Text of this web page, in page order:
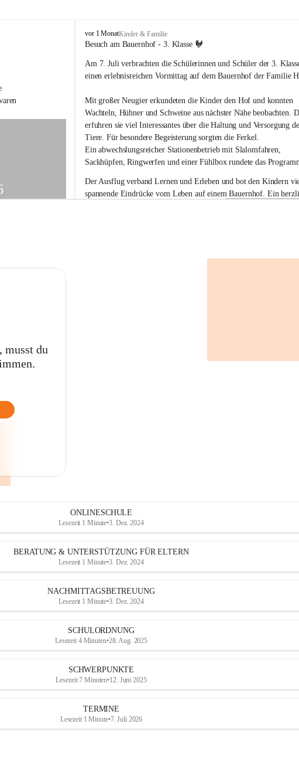
V
o
k
s
c
h
u
l
e
G
a
e
r
s
vor 1 MonatKinder & Familie
Besuch am Bauernhof - 3. Klasse 🐓
Am 7. Juli verbrachten die Schülerinnen und Schüler der 3.
einen erlebnisreichen Vormittag auf dem Bauernhof der Familie
Mit großer Neugier erkundeten die Kinder den Hof und konnten
Wachteln, Hühner und Schweine aus nächster Nähe beobachten.
erfuhren sie viel Interessantes über die Haltung und Versorgung
Tiere. Für besondere Begeisterung sorgten die Ferkel.
Ein abwechslungsreicher Stationenbetrieb mit Slalomfahren,
Sackhüpfen, Ringwerfen und einer Fühlbox rundete das
Der Ausflug verband Lernen und Erleben und bot den Kindern
spannende Eindrücke vom Leben auf einem Bauernhof. Ein
musst du
ONLINESCHULE
Lesezeit 1 Minute•3. Dez. 2024
BERATUNG & UNTERSTÜTZUNG FÜR ELTERN
Lesezeit 1 Minute•3. Dez. 2024
NACHMITTAGSBETREUUNG
Lesezeit 1 Minute•3. Dez. 2024
SCHULORDNUNG
Lesezeit 4 Minuten•28. Aug. 2025
SCHWERPUNKTE
Lesezeit 7 Minuten•12. Juni 2025
TERMINE
Lesezeit 1 Minute•7. Juli 2026